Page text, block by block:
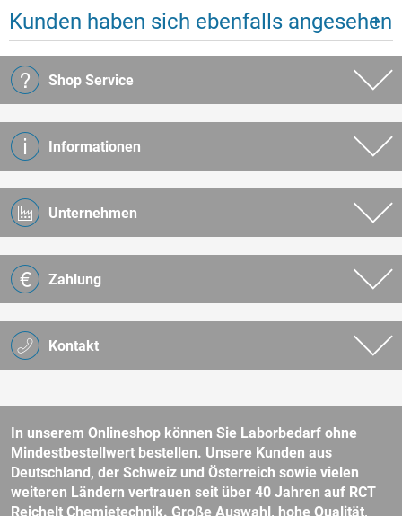
Kunden haben sich ebenfalls angesehen
Kontakt
Shop Service
Informationen
Unternehmen
Zahlung
In unserem Onlineshop können Sie Laborbedarf ohne
Mindestbestellwert bestellen. Unsere Kunden aus
Deutschland, der Schweiz und Österreich sowie vielen
weiteren Ländern vertrauen seit über 40 Jahren auf RCT
Reichelt Chemietechnik. Große Auswahl, hohe Qualität,